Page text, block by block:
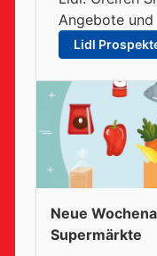
Angebote und
Lidl
Neue
Supermärkte